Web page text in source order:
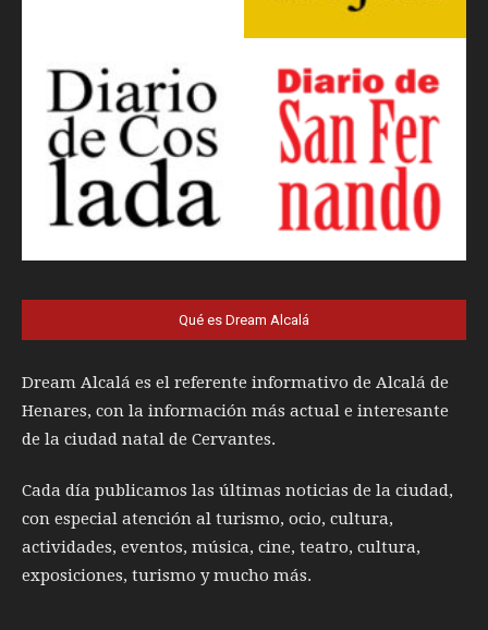
Qué es Dream Alcalá
Dream Alcalá es el referente informativo de Alcalá de
Henares, con la información más actual e interesante
de la ciudad natal de Cervantes.
Cada día publicamos las últimas noticias de la ciudad,
con especial atención al turismo, ocio, cultura,
actividades, eventos, música, cine, teatro, cultura,
exposiciones, turismo y mucho más.